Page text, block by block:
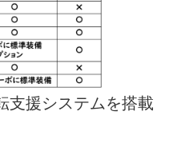
支援システムを搭載